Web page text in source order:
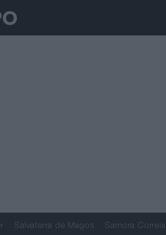
Salvaterra de Magos Samora Correia